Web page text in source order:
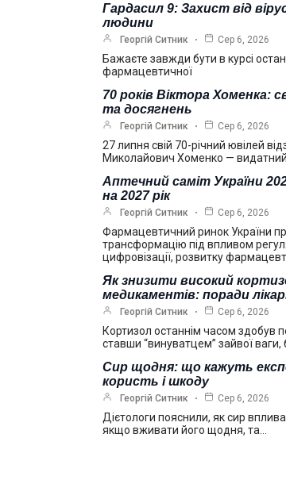
Гардасил 9: Захист від
людини
Георгій Ситник Сер 6, 2026
Бажаєте завжди бути в курсі
фармацевтичної
70 років Віктора Хоменка:
та досягнень
Георгій Ситник Сер 6, 2026
27 липня свій 70-річний ювілей
Миколайович Хоменко — видатний
Аптечний саміт України
на 2027 рік
Георгій Ситник Сер 6, 2026
Фармацевтичний ринок України
трансформацію під впливом
цифровізації, розвитку
Як знизити високий
медикаментів: поради
Георгій Ситник Сер 6, 2026
Кортизол останнім часом здобув
ставши “винуватцем” зайвої ваги,
Сир щодня: що кажуть
користь і шкоду
Георгій Ситник Сер 6, 2026
Дієтологи пояснили, як сир
якщо вживати його щодня, та…